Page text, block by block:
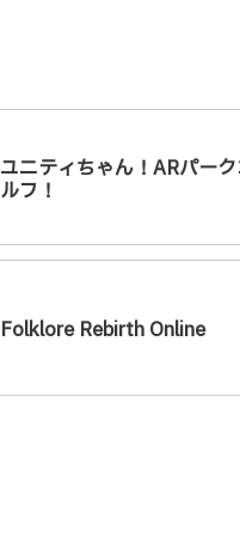
ユニティちゃん！ARパー
ルフ！
Folklore Rebirth Online